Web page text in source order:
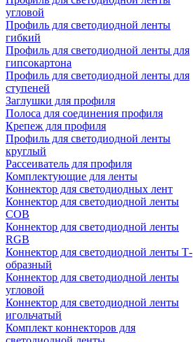
угловой
Профиль для светодиодной ленты
гибкий
Профиль для светодиодной ленты для
гипсокартона
Профиль для светодиодной ленты для
ступеней
Заглушки для профиля
Полоса для соединения профиля
Крепеж для профиля
Профиль для светодиодной ленты
круглый
Рассеиватель для профиля
Комплектующие для ленты
Коннектор для светодиодных лент
Коннектор для светодиодной ленты
COB
Коннектор для светодиодной ленты
RGB
Коннектор для светодиодной ленты Т-
образный
Коннектор для светодиодной ленты
угловой
Коннектор для светодиодной ленты
игольчатый
Комплект коннекторов для